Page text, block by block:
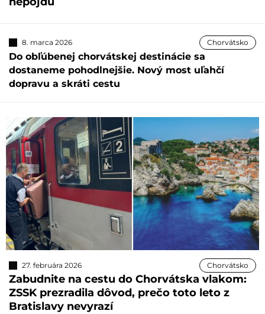
8. marca 2026 Chorvátsko
Do obľúbenej chorvátskej destinácie sa
dostaneme pohodlnejšie. Nový most uľahčí
dopravu a skráti cestu
27. februára 2026 Chorvátsko
Zabudnite na cestu do Chorvátska vlakom:
ZSSK prezradila dôvod, prečo toto leto z
Bratislavy nevyrazí